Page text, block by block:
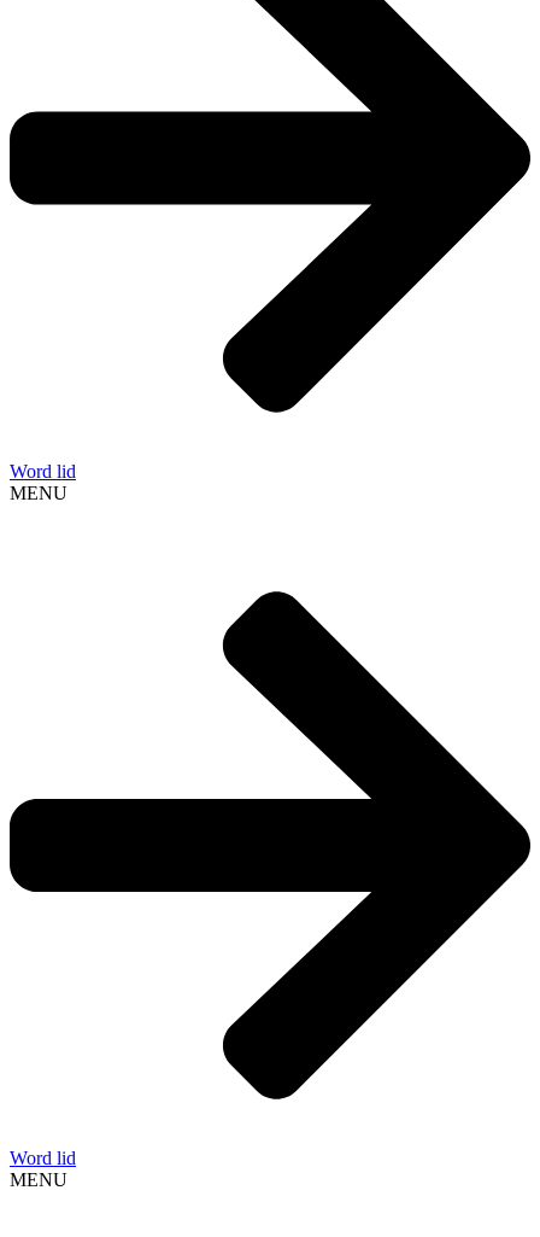
Word lid
MENU
Word lid
MENU